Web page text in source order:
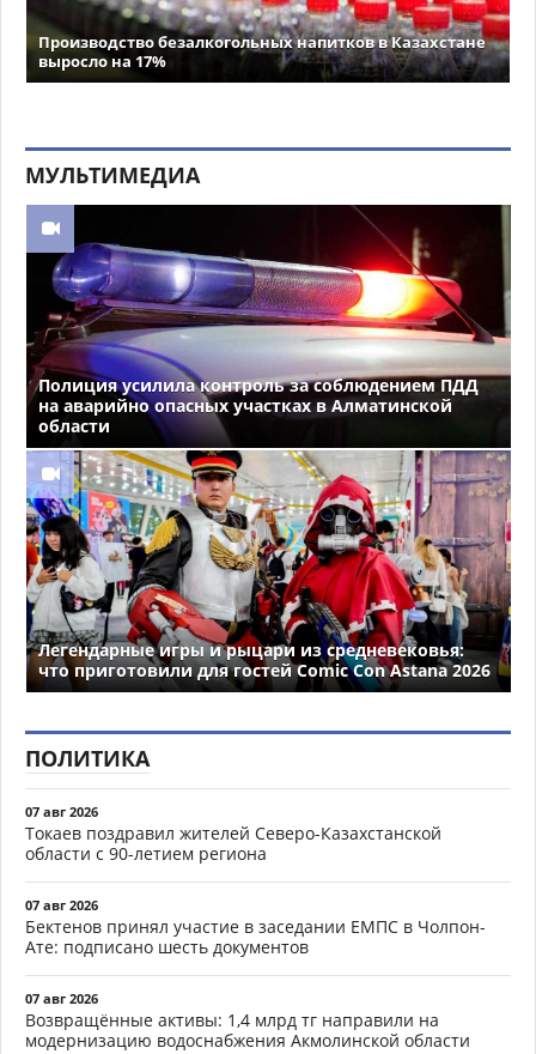
Производство безалкогольных напитков в Казахстане
выросло на 17%
МУЛЬТИМЕДИА
Полиция усилила контроль за соблюдением ПДД
на аварийно опасных участках в Алматинской
области
Легендарные игры и рыцари из средневековья:
что приготовили для гостей Comic Con Astana 2026
ПОЛИТИКА
07 авг 2026
Токаев поздравил жителей Северо-Казахстанской
области с 90-летием региона
07 авг 2026
Бектенов принял участие в заседании ЕМПС в Чолпон-
Ате: подписано шесть документов
07 авг 2026
Возвращённые активы: 1,4 млрд тг направили на
модернизацию водоснабжения Акмолинской области